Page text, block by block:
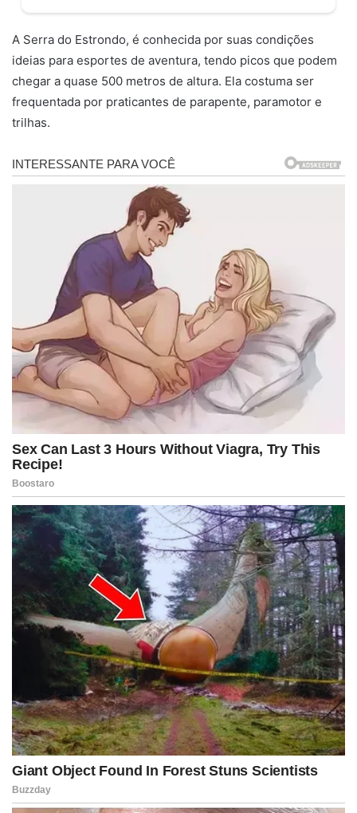
A Serra do Estrondo, é conhecida por suas condições
ideias para esportes de aventura, tendo picos que podem
chegar a quase 500 metros de altura. Ela costuma ser
frequentada por praticantes de parapente, paramotor e
trilhas.